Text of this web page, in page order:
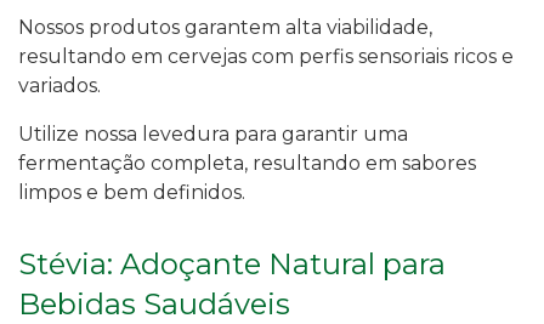
Nossos produtos garantem alta viabilidade,
resultando em cervejas com perfis sensoriais ricos e
variados.
Utilize nossa levedura para garantir uma
fermentação completa, resultando em sabores
limpos e bem definidos.
Stévia: Adoçante Natural para
Bebidas Saudáveis